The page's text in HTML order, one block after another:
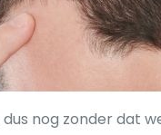
nog zonder dat